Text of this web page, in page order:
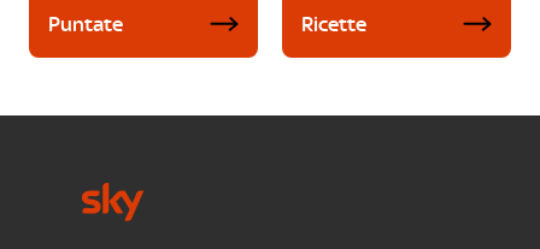
Puntate Ricette